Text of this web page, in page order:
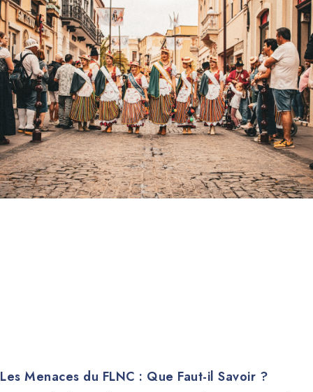
Les Menaces du FLNC : Que Faut-il Savoir ?